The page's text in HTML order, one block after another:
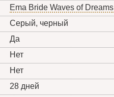
Ema Bride Waves of Dreams
Серый, черный
Да
Нет
Нет
28 дней